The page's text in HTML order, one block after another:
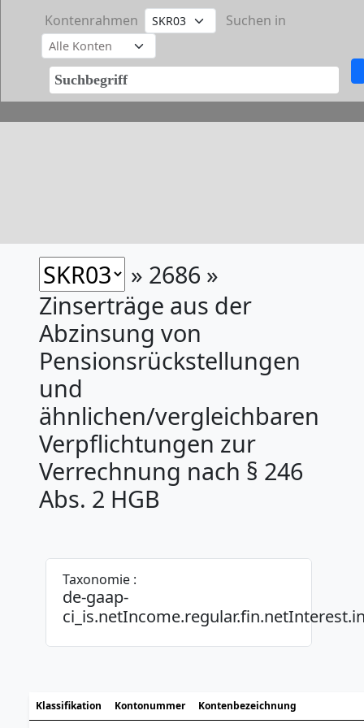
Kontenrahmen Suchen in
» 2686 »
Zinserträge aus der
Abzinsung von
Pensionsrückstellungen
und
ähnlichen/vergleichbaren
Verpflichtungen zur
Verrechnung nach § 246
Abs. 2 HGB
Taxonomie :
de-gaap-
Klassifikation Kontonummer Kontenbezeichnung